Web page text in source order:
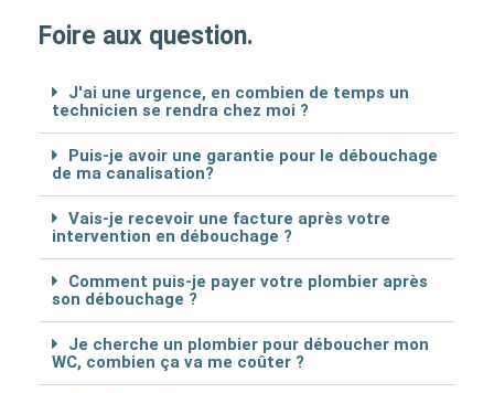
Foire aux question.
J'ai une urgence, en combien de temps un
technicien se rendra chez moi ?
Puis-je avoir une garantie pour le débouchage
de ma canalisation?
Vais-je recevoir une facture après votre
intervention en débouchage ?
Comment puis-je payer votre plombier après
son débouchage ?
Je cherche un plombier pour déboucher mon
WC, combien ça va me coûter ?